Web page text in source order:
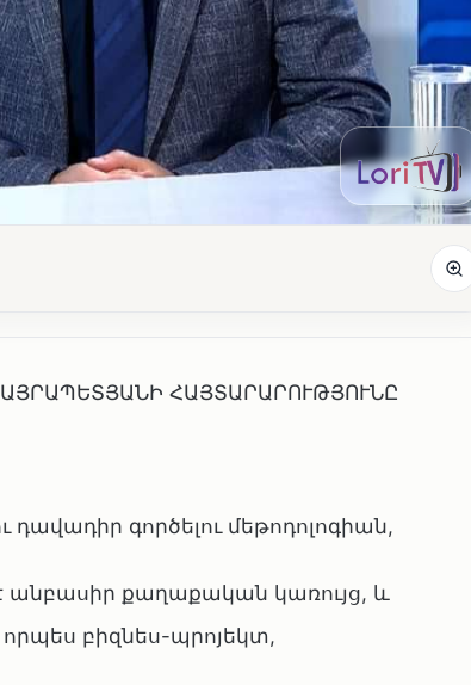
ՀԱՅՏԱՐԱՐՈՒԹՅՈՒՆԸ
գործելու մեթոդոլոգիան,
անբասիր քաղաքական կառույց, և
բիզնես-պրոյեկտ,